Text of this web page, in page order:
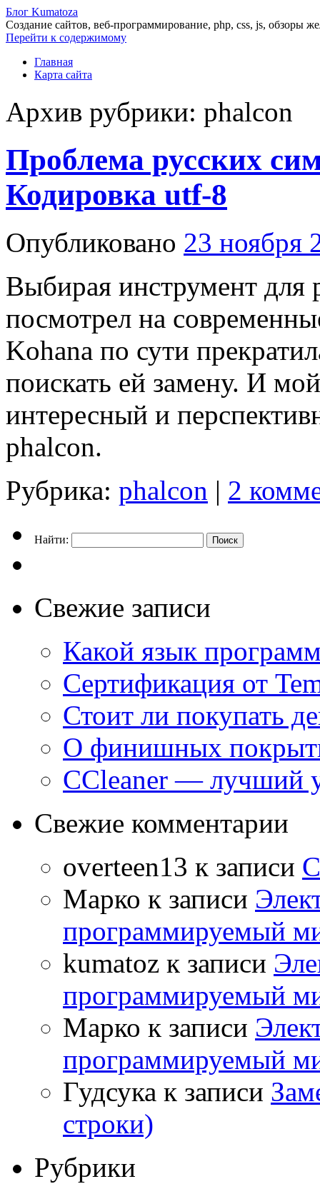
Блог Kumatoza
Создание сайтов, веб-программирование, php, css, js, обзоры
Перейти к содержимому
Главная
Карта сайта
Архив рубрики: phalcon
Проблема русских
Кодировка utf-8
Опубликовано 23 ноября
Выбирая инструмент для
посмотрел на
Kohana по сути
поискать ей замену. И
интересный и
phalcon.
Рубрика: phalcon | 2
Найти:
Свежие записи
Какой язык
Сертификация от
Стоит ли покупать
О финишных
CCleaner — лучший
Свежие комментарии
overteen13 к записи
Марко к записи
программируемый
kumatoz к записи
программируемый
Марко к записи
программируемый
Гудсука к записи
строки)
Рубрики